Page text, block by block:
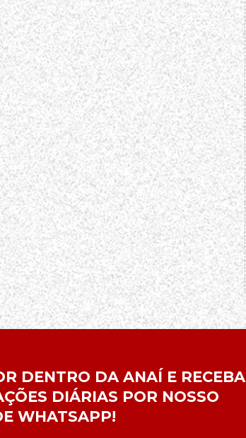
DENTRO DA ANAÍ E RECEBA
DIÁRIAS POR NOSSO
WHATSAPP!